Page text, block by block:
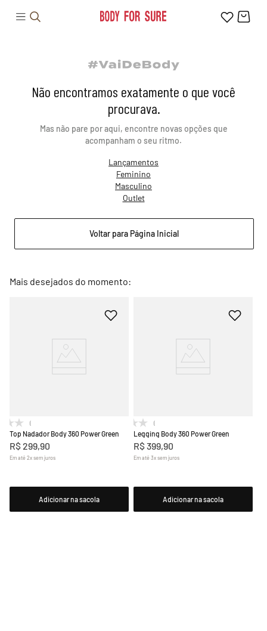
Não encontramos exatamente o que você
procurava.
Mas não pare por aqui, encontre novas opções que
acompanham o seu ritmo.
Lançamentos
Feminino
Masculino
Outlet
Voltar para Página Inicial
Mais desejados do momento:
(0)
Top Nadador Body 360 Power Green
R$299,90
Em até2xsem juros
Adicionar na sacola
(0)
Legging Body 360 Power Green
R$399,90
Em até3xsem juros
Adicionar na sacola